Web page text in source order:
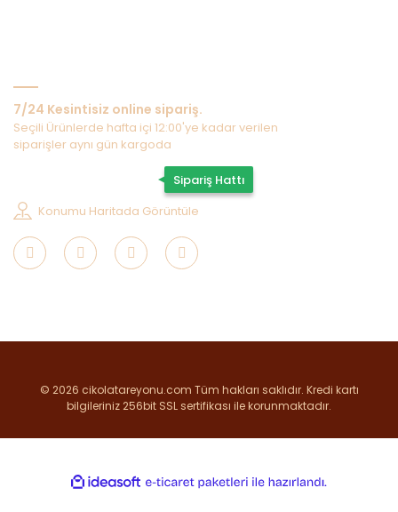
7/24 Kesintisiz online sipariş.
Seçili Ürünlerde hafta içi 12:00'ye kadar verilen
siparişler aynı gün kargoda
Sipariş Hattı
Konumu Haritada Görüntüle
© 2026 cikolatareyonu.com Tüm hakları saklıdır. Kredi kartı
bilgileriniz 256bit SSL sertifikası ile korunmaktadır.
ideasoft
e-